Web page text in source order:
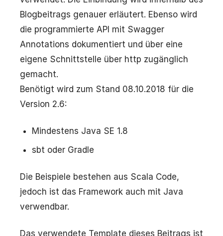
Blogbeitrags genauer erläutert. Ebenso wird
die programmierte API mit Swagger
Annotations dokumentiert und über eine
eigene Schnittstelle über http zugänglich
gemacht.
Benötigt wird zum Stand 08.10.2018 für die
Version 2.6:
Mindestens Java SE 1.8
sbt oder Gradle
Die Beispiele bestehen aus Scala Code,
jedoch ist das Framework auch mit Java
verwendbar.
Das verwendete Template dieses Beitrags ist